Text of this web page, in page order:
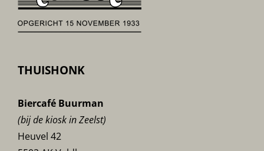
THUISHONK
Biercafé Buurman
(bij de kiosk in Zeelst)
Heuvel 42